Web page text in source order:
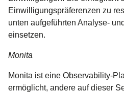
Einwilligungspräferenzen zu
unten aufgeführten Analyse-
einsetzen.
Monita
Monita ist eine Observability-
ermöglicht, andere auf dieser